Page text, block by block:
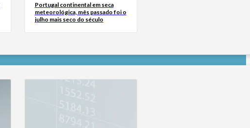
Portugal continental em seca
meteorológica, mês passado foi o
julho mais seco do século